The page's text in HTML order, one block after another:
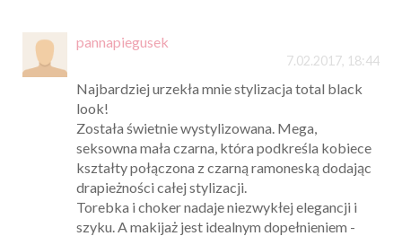
pannapiegusek
7.02.2017, 18:44
Najbardziej urzekła mnie stylizacja total black
look!
Została świetnie wystylizowana. Mega,
seksowna mała czarna, która podkreśla kobiece
kształty połączona z czarną ramoneską dodając
drapieżności całej stylizacji.
Torebka i choker nadaje niezwykłej elegancji i
szyku. A makijaż jest idealnym dopełnieniem -